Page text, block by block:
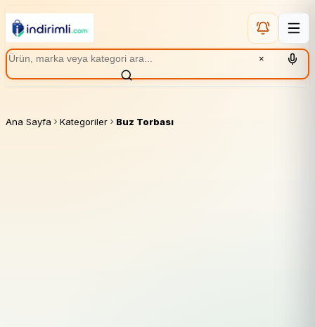
×
Ana Sayfa Kategoriler Buz Torbası